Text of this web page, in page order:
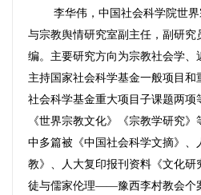
李华伟，中国社会科学院世
与宗教舆情研究室副主任，副研究
编。主要研究方向为宗教社会学、
主持国家社会科学基金一般项目
社会科学基金重大项目子课题两项
《世界宗教文化》《宗教学研究
中多篇被《中国社会科学文摘》、
教》、人大复印报刊资料《文化研
徒与儒家伦理——豫西李村教会个